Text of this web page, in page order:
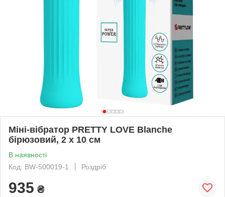
Міні-вібратор PRETTY LOVE Blanche
бірюзовий, 2 х 10 см
В наявності
Код: BW-500019-1
Роздріб
935 ₴